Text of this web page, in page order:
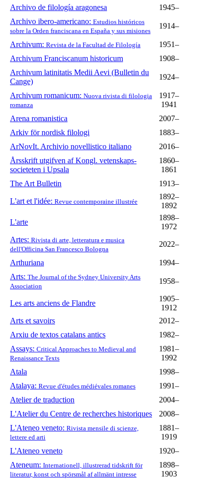
Archivo de filología aragonesa
1945–
Archivo ibero-americano: Estudios históricos
sobre la Orden franciscana en España y sus misiones
1914–
Archivum: Revista de la Facultad de Filología
1951–
Archivum Franciscanum historicum
1908–
Archivum latinitatis Medii Aevi (Bulletin du
Cange)
1924–
Archivum romanicum: Nuova rivista di filologia
romanza
1917–
1941
Arena romanistica
2007–
Arkiv för nordisk filologi
1883–
ArNovIt. Archivio novellistico italiano
2016–
Årsskrift utgifven af Kongl. vetenskaps-
societeten i Upsala
1860–
1861
The Art Bulletin
1913–
L'art et l'idée: Revue contemporaine illustrée
1892–
1892
L'arte
1898–
1972
Artes: Rivista di arte, letteratura e musica
dell'Officina San Francesco Bologna
2022–
Arthuriana
1994–
Arts: The Journal of the Sydney University Arts
Association
1958–
Les arts anciens de Flandre
1905–
1912
Arts et savoirs
2012–
Arxiu de textos catalans antics
1982–
Assays: Critical Approaches to Medieval and
Renaissance Texts
1981–
1992
Atala
1998–
Atalaya: Revue d'études médiévales romanes
1991–
Atelier de traduction
2004–
L'Atelier du Centre de recherches historiques
2008–
L'Ateneo veneto: Rivista mensile di scienze,
lettere ed arti
1881–
1919
L'Ateneo veneto
1920–
Ateneum: Internationell, illustrerad tidskrift för
literatur, konst och spörsmål af allmänt intresse
1898–
1903